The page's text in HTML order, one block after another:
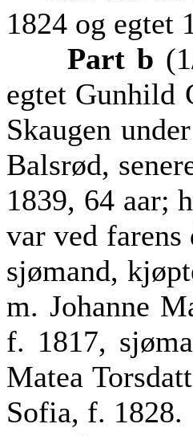
1824 og egtet
Part b
egtet Gunhild
Skaugen
Balsrød,
1839, 64 aar;
var ved
sjømand,
m. Johanne
f. 1817,
Matea
Sofia, f. 1828.